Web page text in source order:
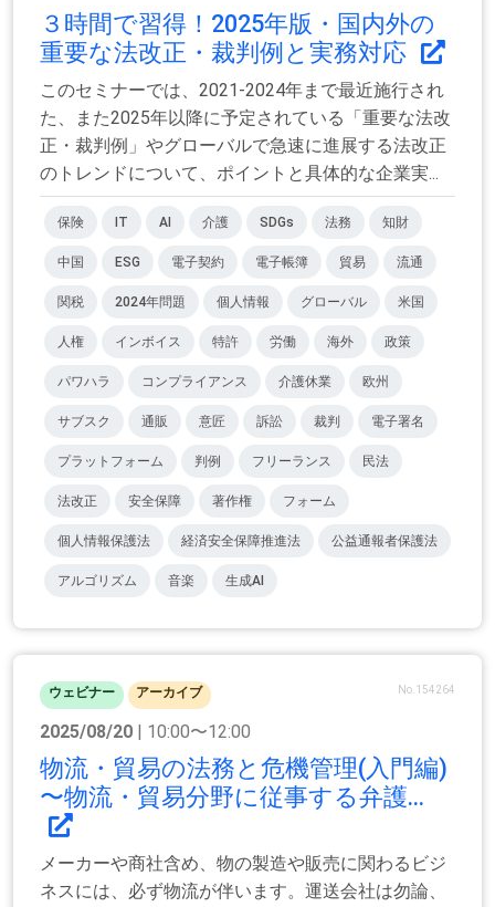
３時間で習得！2025年版・国内外の
重要な法改正・裁判例と実務対応
このセミナーでは、2021-2024年まで最近施行され
た、また2025年以降に予定されている「重要な法改
正・裁判例」やグローバルで急速に進展する法改正
のトレンドについて、ポイントと具体的な企業実...
保険 IT AI 介護 SDGs 法務 知財
中国 ESG 電子契約 電子帳簿 貿易 流通
関税 2024年問題 個人情報 グローバル 米国
人権 インボイス 特許 労働 海外 政策
パワハラ コンプライアンス 介護休業 欧州
サブスク 通販 意匠 訴訟 裁判 電子署名
プラットフォーム 判例 フリーランス 民法
法改正 安全保障 著作権 フォーム
個人情報保護法 経済安全保障推進法 公益通報者保護法
アルゴリズム 音楽 生成AI
ウェビナー アーカイブ No.154264
2025/08/20 | 10:00〜12:00
物流・貿易の法務と危機管理(入門編)
〜物流・貿易分野に従事する弁護...
メーカーや商社含め、物の製造や販売に関わるビジ
ネスには、必ず物流が伴います。運送会社は勿論、